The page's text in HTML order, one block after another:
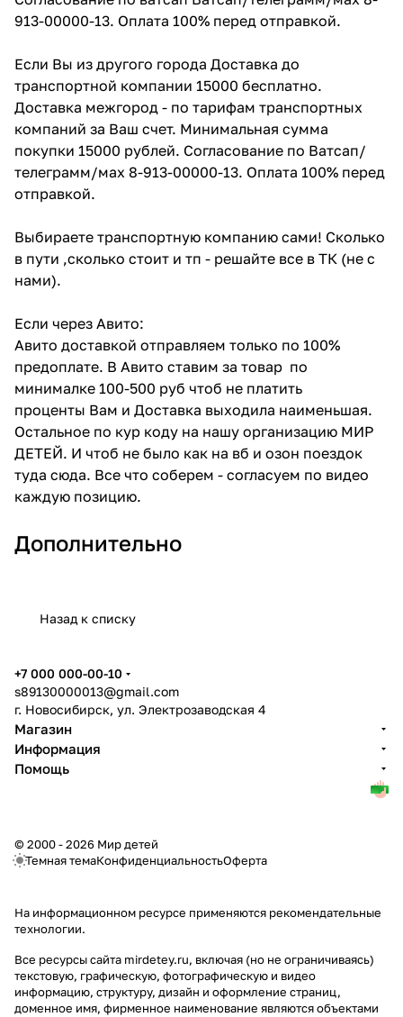
913-00000-13. Оплата 100% перед отправкой.
Если Вы из другого города Доставка до
транспортной компании 15000 бесплатно.
Доставка межгород - по тарифам транспортных
компаний за Ваш счет. Минимальная сумма
покупки 15000 рублей. Согласование по Ватсап/
телеграмм/мах 8-913-00000-13. Оплата 100% перед
отправкой.
Выбираете транспортную компанию сами! Сколько
в пути ,сколько стоит и тп - решайте все в ТК (не с
нами).
Если через Авито:
Авито доставкой отправляем только по 100%
предоплате. В Авито ставим за товар по
минималке 100-500 руб чтоб не платить
проценты Вам и Доставка выходила наименьшая.
Остальное по кур коду на нашу организацию МИР
ДЕТЕЙ. И чтоб не было как на вб и озон поездок
туда сюда. Все что соберем - согласуем по видео
каждую позицию.
Дополнительно
Назад к списку
+7 000 000-00-10
s89130000013@gmail.com
г. Новосибирск, ул. Электрозаводская 4
Магазин
Информация
Помощь
© 2000 - 2026 Мир детей
Темная темаКонфиденциальностьОферта
На информационном ресурсе применяются рекомендательные
технологии.
Все ресурсы сайта mirdetey.ru, включая (но не ограничиваясь)
текстовую, графическую, фотографическую и видео
информацию, структуру, дизайн и оформление страниц,
доменное имя, фирменное наименование являются объектами